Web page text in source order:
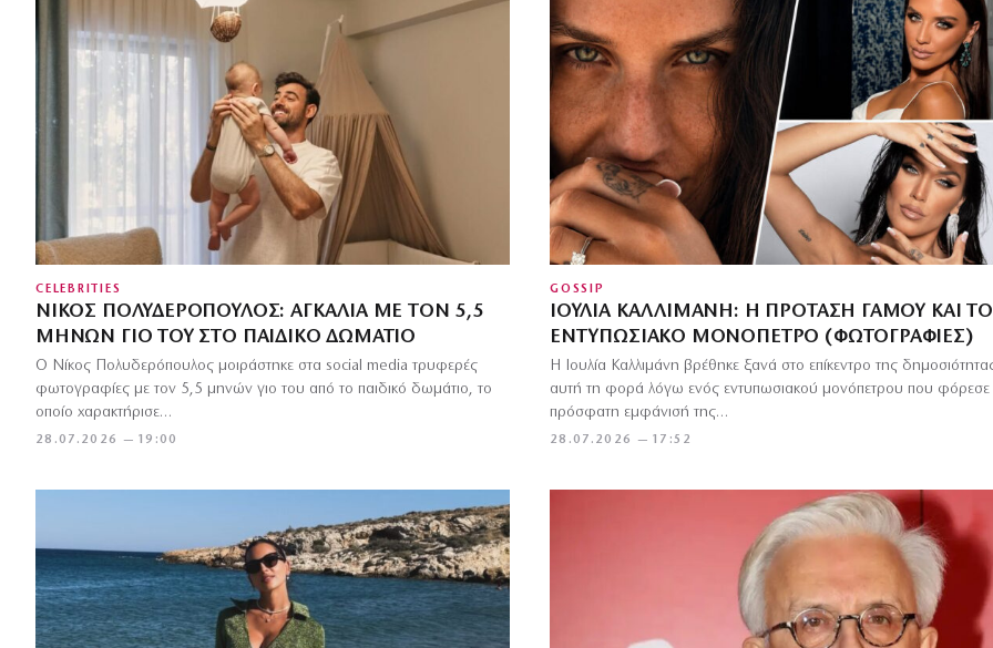
CELEBRITIES
ΝΊΚΟΣ ΠΟΛΥΔΕΡΌΠΟΥΛΟΣ: ΑΓΚΑΛΙΆ ΜΕ ΤΟΝ 5,5
ΜΗΝΏΝ ΓΙΟ ΤΟΥ ΣΤΟ ΠΑΙΔΙΚΌ ΔΩΜΆΤΙΟ
28.07.2026 — 19:00
Ο Νίκος Πολυδερόπουλος μοιράστηκε στα social media τρυφερές
φωτογραφίες με τον 5,5 μηνών γιο του από το παιδικό δωμάτιο, το
οποίο χαρακτήρισε…
GOSSIP
ΙΟΥΛΊΑ ΚΑΛΛΙΜΆΝΗ: Η ΠΡΌΤΑΣΗ ΓΆΜΟΥ ΚΑΙ ΤΟ
ΕΝΤΥΠΩΣΙΑΚΌ ΜΟΝΌΠΕΤΡΟ (ΦΩΤΟΓΡΑΦΊΕΣ)
28.07.2026 — 17:52
Η Ιουλία Καλλιμάνη βρέθηκε ξανά στο επίκεντρο της
αυτή τη φορά λόγω ενός εντυπωσιακού μονόπετρου που φόρεσε
πρόσφατη εμφάνισή της…